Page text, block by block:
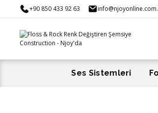
+90 850 433 92 63
Ses Sistemleri